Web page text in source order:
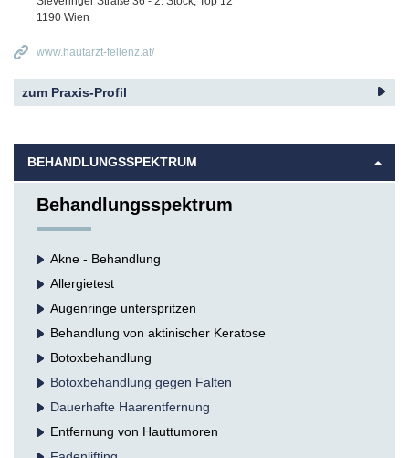
1190 Wien
www.hautarzt-fellenz.at/
zum Praxis-Profil
BEHANDLUNGSSPEKTRUM
Behandlungsspektrum
Akne - Behandlung
Allergietest
Augenringe unterspritzen
Behandlung von aktinischer Keratose
Botox­behandlung
Botoxbehandlung gegen Falten
Dauerhafte Haarentfernung
Entfernung von Hauttumoren